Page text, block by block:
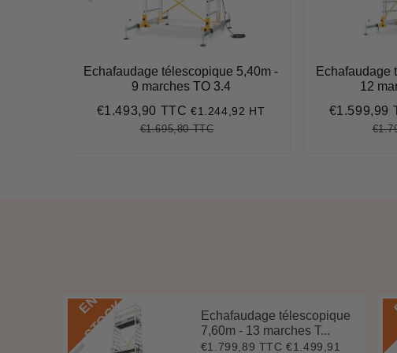
Echafaudage télescopique 5,40m -
9 marches TO 3.4
Prix
€1.493,90 TTC€1.493,90
€1.244,92 HT
Prix
€1.695,80 TTC€1.695,80
Echafaudage
12
Prix
€1.599,99
Prix
E
N
S
T
O
C
K
Echafaudage télescopique
7,60m - 13 marches T...
Prix
€1.799,89 TTC€1.799,89
€1.499,91